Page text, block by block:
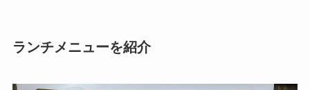
ランチメニューを紹介